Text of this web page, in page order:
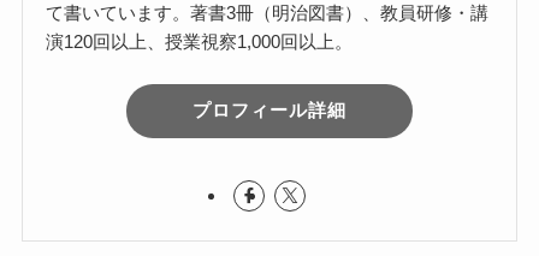
て書いています。著書3冊（明治図書）、教員研修・講
演120回以上、授業視察1,000回以上。
プロフィール詳細